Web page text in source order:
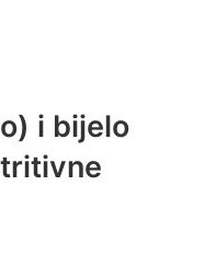
i bijelo